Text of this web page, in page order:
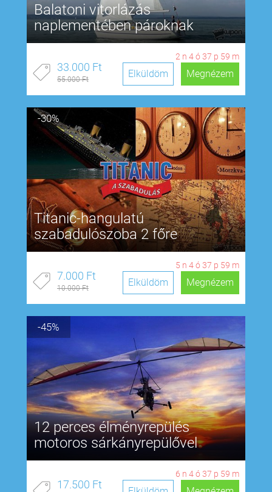
Balatoni vitorlázás
naplementében pároknak
2 n 4ó37 p 58 m
33.000 Ft
55.000 Ft Megnézem
Elküldöm
-30%
Titanic-hangulatú
szabadulószoba 2 főre
5 n 4ó37 p 58 m
7.000 Ft
10.000 Ft Megnézem
Elküldöm
-45%
12 perces élményrepülés
motoros sárkányrepülővel
6 n 4ó37 p 58 m
17.500 Ft